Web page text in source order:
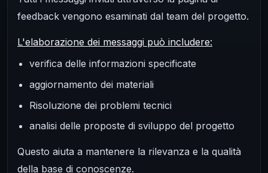
feedback vengono esaminati dal team del progetto.
L'elaborazione dei messaggi può includere:
verifica delle informazioni specificate
aggiornamento dei materiali
Risoluzione dei problemi tecnici
analisi delle proposte di sviluppo del progetto
Questo aiuta a mantenere la rilevanza e la qualità
della base di conoscenze.